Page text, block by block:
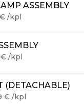
ASSEMBLY
€ /kpl
€ /kpl
(DETACHABLE)
€ /kpl